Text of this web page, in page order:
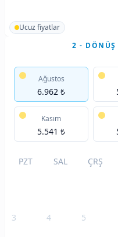
Ucuz fiyatlar
2 - DÖNÜŞ
Ağustos
6.962 ₺
Kasım
5.541 ₺
PZT SAL ÇRŞ
3 4 5